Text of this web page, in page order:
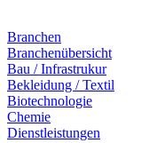
Branchen
Branchenübersicht
Bau / Infrastrukur
Bekleidung / Textil
Biotechnologie
Chemie
Dienstleistungen